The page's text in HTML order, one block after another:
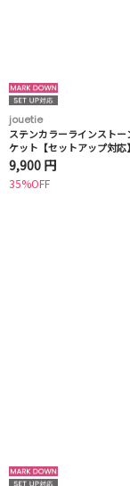
jouetie
ステンカラーラインストー
ケット【セットアップ対応】
9,900 円
35%OFF